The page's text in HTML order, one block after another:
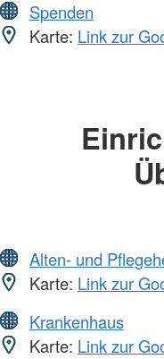
Spenden
Karte: Link zur
Alten- und
Karte: Link zur
Krankenhaus
Karte: Link zur